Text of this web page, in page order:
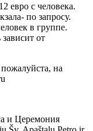
евро с человека.
по запросу.
в группе.
от
на
и Церемония